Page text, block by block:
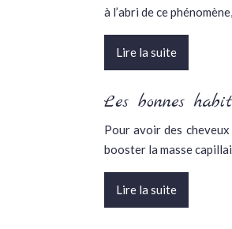
à l’abri de ce
Lire la suite
Les bonnes
Pour avoir des
booster la masse
Lire la suite